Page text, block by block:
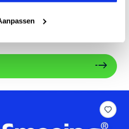
Private lease